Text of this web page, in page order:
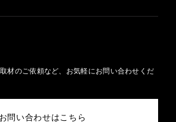
材のご依頼など、お気軽にお問い合わせくだ
お問い合わせはこちら